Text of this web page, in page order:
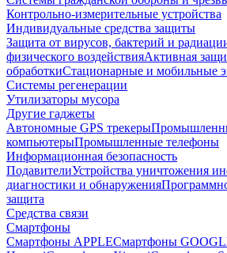
Контрольно-измерительные устройства
Индивидуальные средства защиты
Защита от вирусов, бактерий и
физического воздействияАктивная
обработкиСтационарные и мобильные
Системы регенерации
Утилизаторы мусора
Другие гаджеты
Автономные GPS трекеры
компьютерыПромышленные телефоны
Информационная безопасность
ПодавителиУстройства уничтожения
диагностики и обнаружения
защита
Средства связи
Смартфоны
Смартфоны APPLEСмартфоны